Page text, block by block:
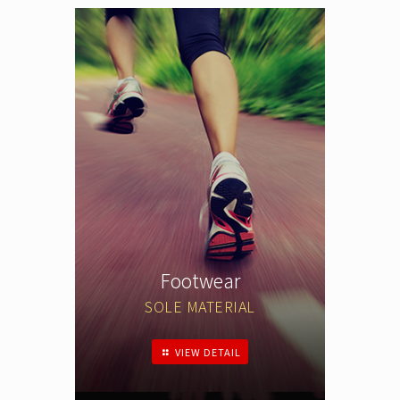
Footwear
SOLE MATERIAL
VIEW DETAIL